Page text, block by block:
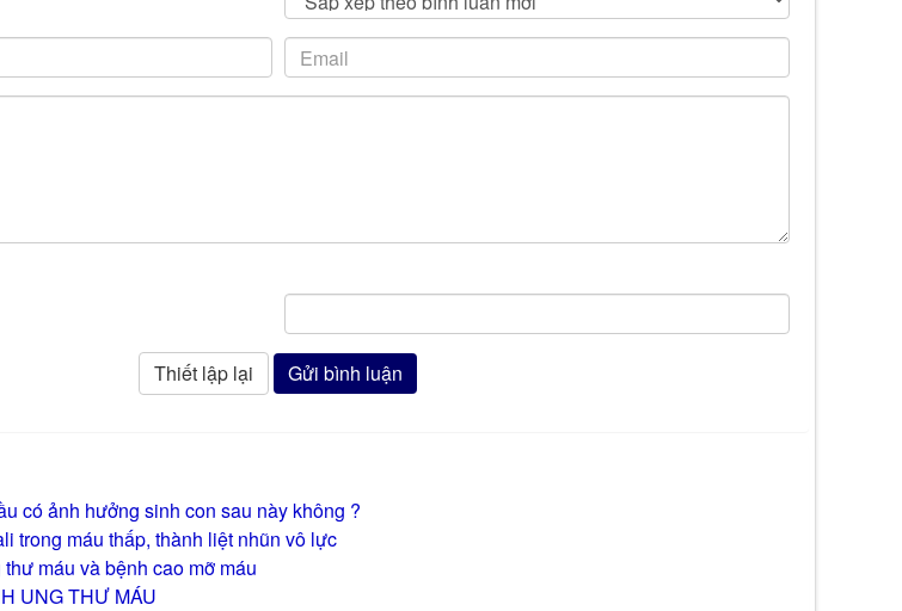
có ảnh hưởng sinh con sau này không ?
trong máu thấp, thành liệt nhũn vô lực
máu và bệnh cao mỡ máu
UNG THƯ MÁU